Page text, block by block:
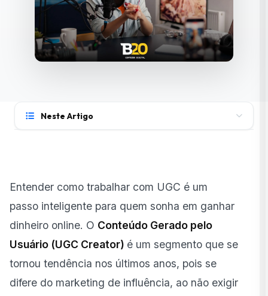
Neste Artigo
Passo a passo para começar a trabalhar com UGC
Como se destacar e ganhar dinheiro com UGC
Casos de sucesso de UGC no Brasil
Ferramentas e dicas para facilitar o trabalho
Entender como trabalhar com UGC é um
passo inteligente para quem sonha em ganhar
dinheiro online. O Conteúdo Gerado pelo
Usuário (UGC Creator) é um segmento que se
tornou tendência nos últimos anos, pois se
difere do marketing de influência, ao não exigir